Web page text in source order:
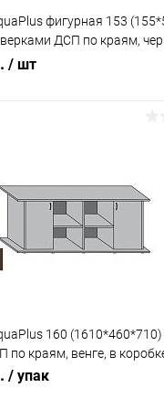
фигурная 153
ДСП по краям,
для модели
/ шт
Сравнение
Под заказ
160 (1610*460*710)
по краям, венге, в
/ упак